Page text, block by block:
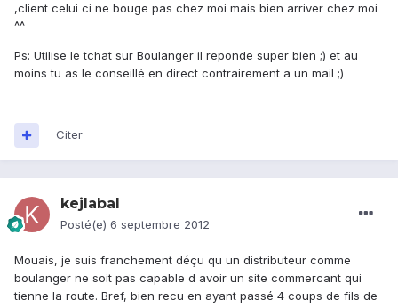
,client celui ci ne bouge pas chez moi mais bien arriver chez moi
^^
Ps: Utilise le tchat sur Boulanger il reponde super bien ;) et au
moins tu as le conseillé en direct contrairement a un mail ;)
Citer
kejlabal
Posté(e) 6 septembre 2012
Mouais, je suis franchement déçu qu un distributeur comme
boulanger ne soit pas capable d avoir un site commercant qui
tienne la route. Bref, bien recu en ayant passé 4 coups de fils de